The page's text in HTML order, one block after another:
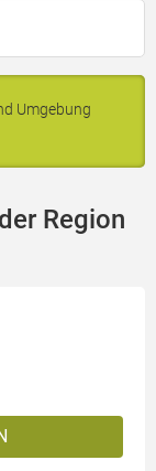
Umgebung
Region